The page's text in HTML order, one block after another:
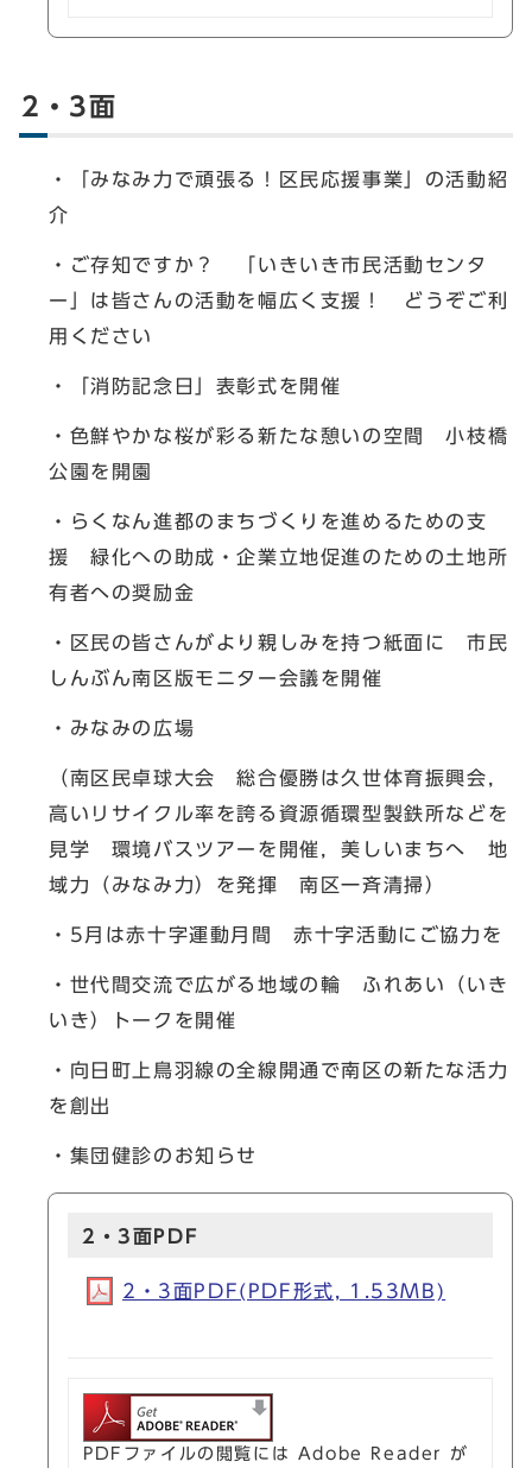
2・3面
・「みなみ力で頑張る！区民応援事業」の活動紹
介
・ご存知ですか？ 「いきいき市民活動センタ
ー」は皆さんの活動を幅広く支援！ どうぞご利
用ください
・「消防記念日」表彰式を開催
・色鮮やかな桜が彩る新たな憩いの空間 小枝橋
公園を開園
・らくなん進都のまちづくりを進めるための支
援 緑化への助成・企業立地促進のための土地所
有者への奨励金
・区民の皆さんがより親しみを持つ紙面に 市民
しんぶん南区版モニター会議を開催
・みなみの広場
（南区民卓球大会 総合優勝は久世体育振興会，
高いリサイクル率を誇る資源循環型製鉄所などを
見学 環境バスツアーを開催，美しいまちへ 地
域力（みなみ力）を発揮 南区一斉清掃）
・5月は赤十字運動月間 赤十字活動にご協力を
・世代間交流で広がる地域の輪 ふれあい（いき
いき）トークを開催
・向日町上鳥羽線の全線開通で南区の新たな活力
を創出
・集団健診のお知らせ
2・3面PDF
2・3面PDF(PDF形式, 1.53MB)
PDFファイルの閲覧には Adobe Reader が